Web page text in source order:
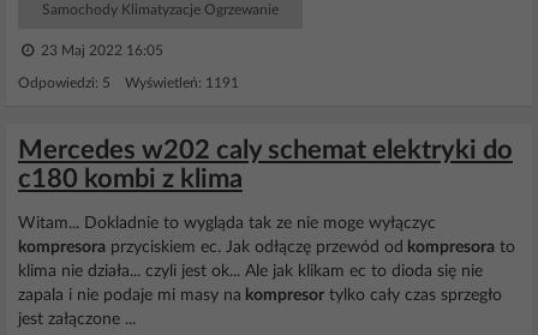
Samochody Klimatyzacje Ogrzewanie
23 Maj 2022 16:05
Odpowiedzi: 5 Wyświetleń: 1191
Mercedes w202 caly schemat elektryki do
c180 kombi z klima
Witam... Dokladnie to wygląda tak ze nie moge wyłączyc
kompresora przyciskiem ec. Jak odłączę przewód od kompresora to
klima nie działa... czyli jest ok... Ale jak klikam ec to dioda się nie
zapala i nie podaje mi masy na kompresor tylko cały czas sprzegło
jest załączone ...